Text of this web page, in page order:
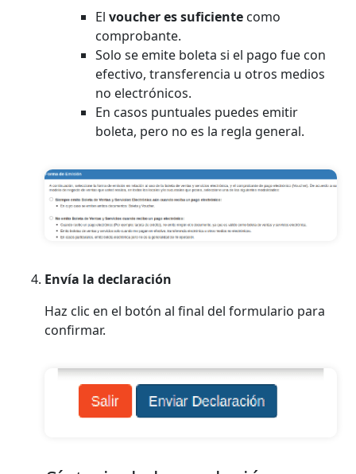
El voucher es suficiente como
comprobante.
Solo se emite boleta si el pago fue con
efectivo, transferencia u otros medios
no electrónicos.
En casos puntuales puedes emitir
boleta, pero no es la regla general.
Envía la declaración
Haz clic en el botón al final del formulario para
confirmar.